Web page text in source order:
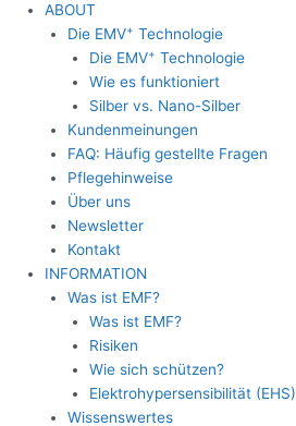
ABOUT
Die EMV+ Technologie
Die EMV+ Technologie
Wie es funktioniert
Silber vs. Nano-Silber
Kundenmeinungen
FAQ: Häufig gestellte Fragen
Pflegehinweise
Über uns
Newsletter
Kontakt
INFORMATION
Was ist EMF?
Was ist EMF?
Risiken
Wie sich schützen?
Elektrohypersensibilität (EHS)
Wissenswertes